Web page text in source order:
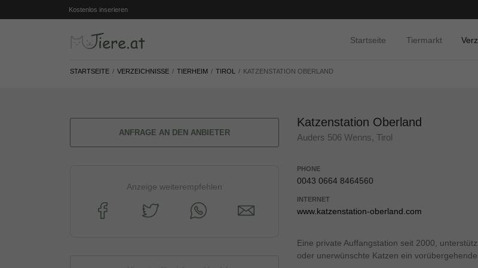
Kostenlos inserieren
Startseite Tiermarkt
STARTSEITE VERZEICHNISSE TIERHEIM TIROL KATZENSTATION OBERLAND
ANFRAGE AN DEN ANBIETER
Anzeige weiterempfehlen
Katzenstation Oberland
Auders 506 Wenns, Tirol
PHONE
0043 0664 8464560
INTERNET
www.katzenstation-oberland.com
Eine private Auffangstation seit 2000,
oder unerwünschte Katzen ein